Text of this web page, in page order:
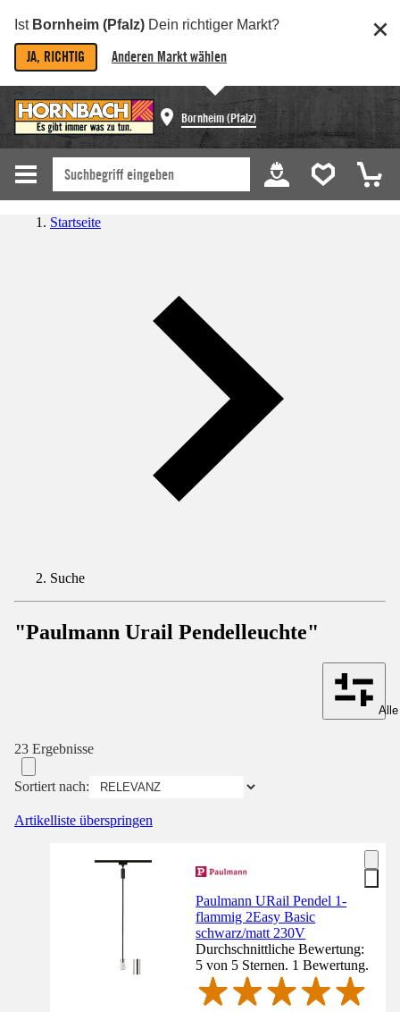
Ist Bornheim (Pfalz) Dein richtiger Markt?
JA, RICHTIG Anderen Markt wählen
Bornheim (Pfalz)
Startseite
Suche
"Paulmann Urail Pendelleuchte"
23 Ergebnisse
Sortiert nach:
Artikelliste überspringen
Paulmann URail Pendel 1-
flammig 2Easy Basic
schwarz/matt 230V
Durchschnittliche Bewertung:
5 von 5 Sternen. 1 Bewertung.